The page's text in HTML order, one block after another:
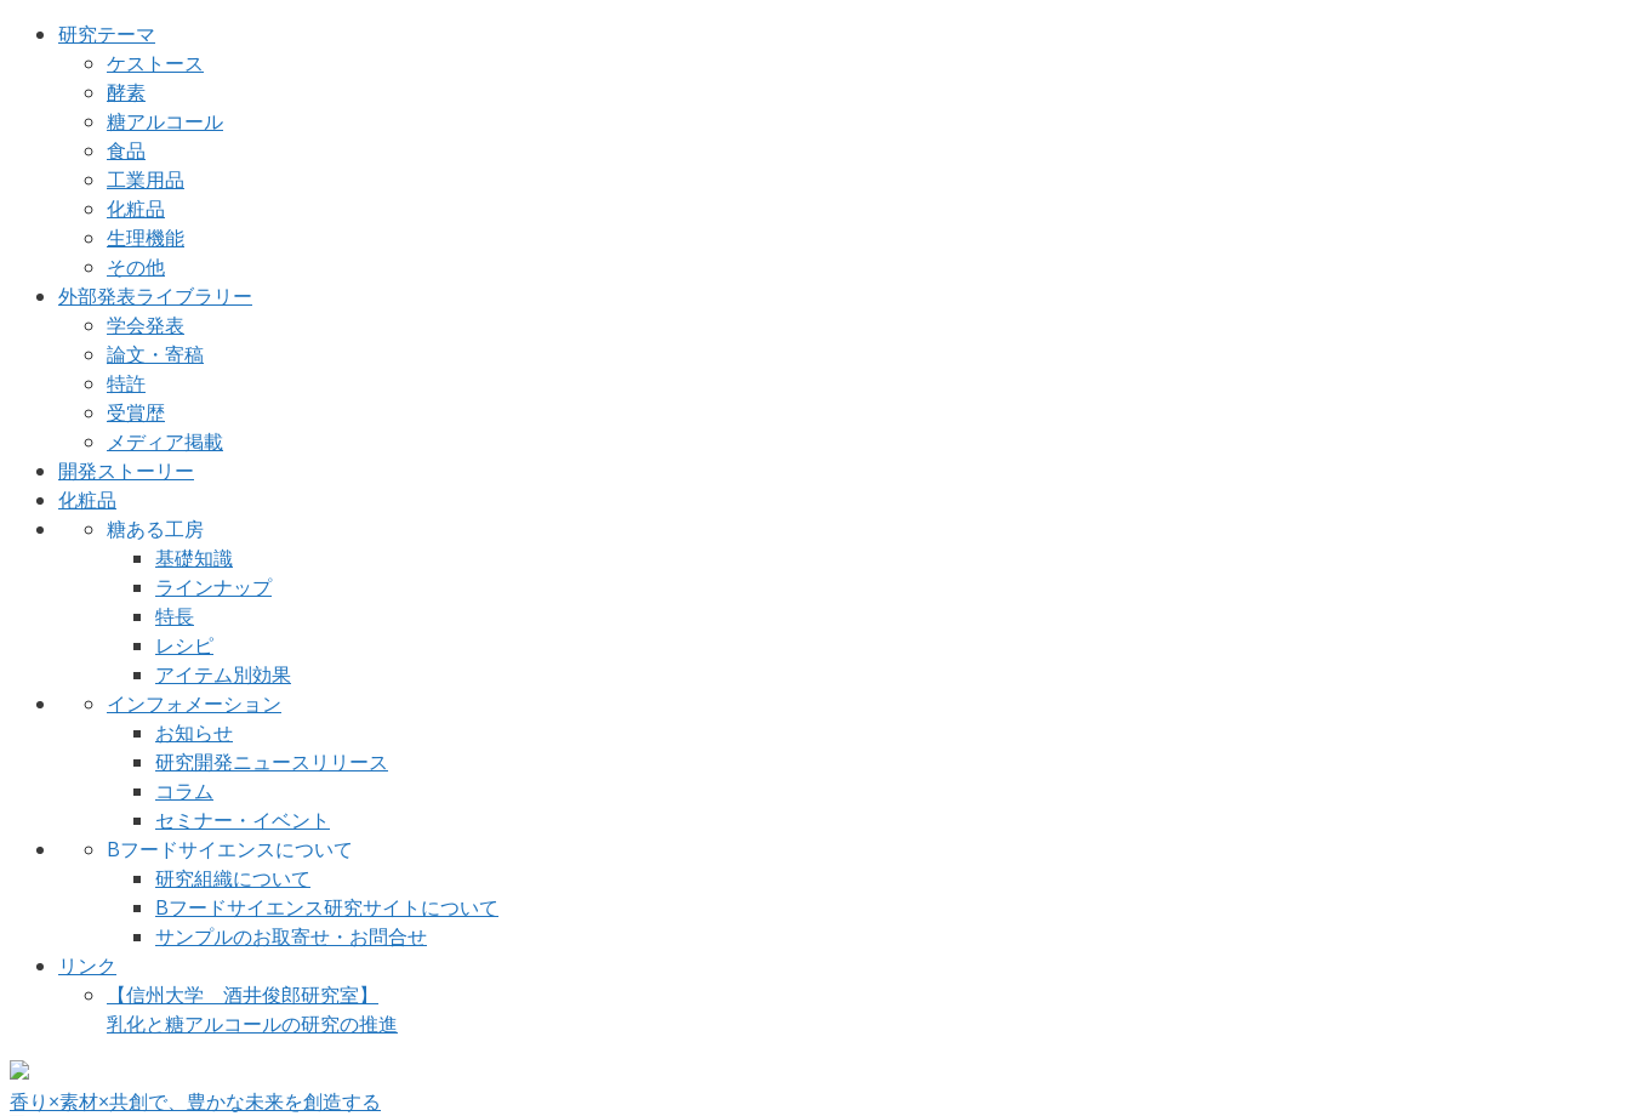
研究テーマ
ケストース
酵素
糖アルコール
食品
工業用品
化粧品
生理機能
その他
外部発表ライブラリー
学会発表
論文・寄稿
特許
受賞歴
メディア掲載
開発ストーリー
化粧品
糖ある工房
基礎知識
ラインナップ
特長
レシピ
アイテム別効果
インフォメーション
お知らせ
研究開発ニュースリリース
コラム
セミナー・イベント
Bフードサイエンスについて
研究組織について
Bフードサイエンス研究サイトについて
サンプルのお取寄せ・お問合せ
リンク
【信州大学 酒井俊郎研究室】
乳化と糖アルコールの研究の推進
香り×素材×共創で、豊かな未来を創造する